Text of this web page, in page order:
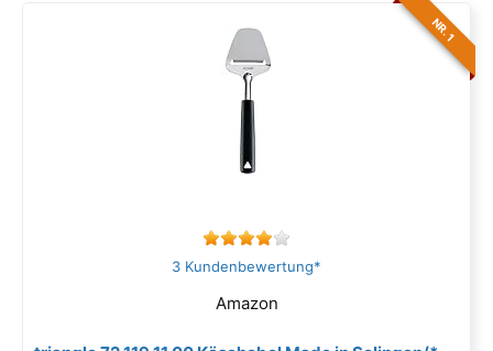
NR. 1
3 Kundenbewertung*
Amazon